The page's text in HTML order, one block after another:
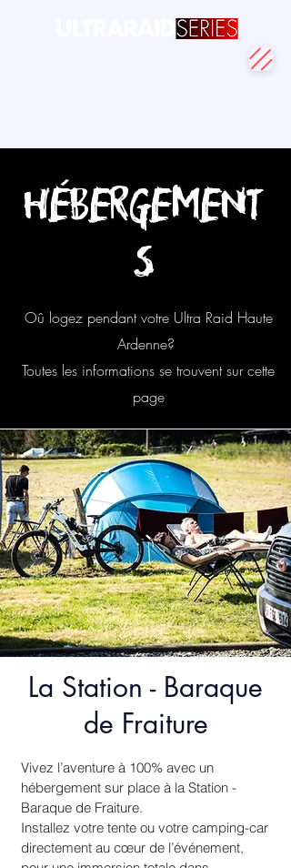
Hébergement
s
Oû logez pendant votre Ultra Raid Haute
Ardenne?
Toutes les informations se trouvent sur cette
page
La Station - Baraque
de Fraiture
Vivez l’aventure à 100% avec un
hébergement sur place à la Station -
Baraque de Fraiture.
Installez votre tente ou votre camping-car
directement au cœur de l’événement,